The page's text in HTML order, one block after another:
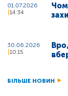
01.07.2026
14:34
30.06.2026
10:15
БІЛЬШЕ НОВИН